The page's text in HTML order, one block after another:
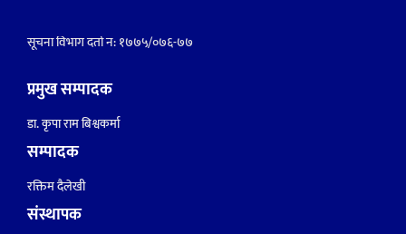
सूचना विभाग दर्ता नं: १७७५/०७६-७७
प्रमुख सम्पादक
डा. कृपा राम बिश्वकर्मा
सम्पादक
रक्तिम दैलेखी
संस्थापक